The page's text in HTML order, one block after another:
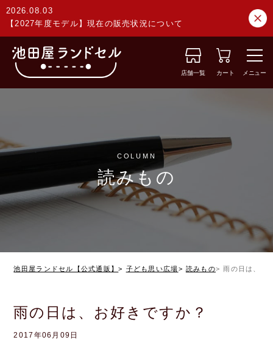
2026.08.03
【2027年度モデル】現在の販売状況について
店舗一覧 カート メニュー
COLUMN
読みもの
池田屋ランドセル【公式通販】 子ども思い広場 読みもの 雨の日は、お
雨の日は、お好きですか？
2017年06月09日